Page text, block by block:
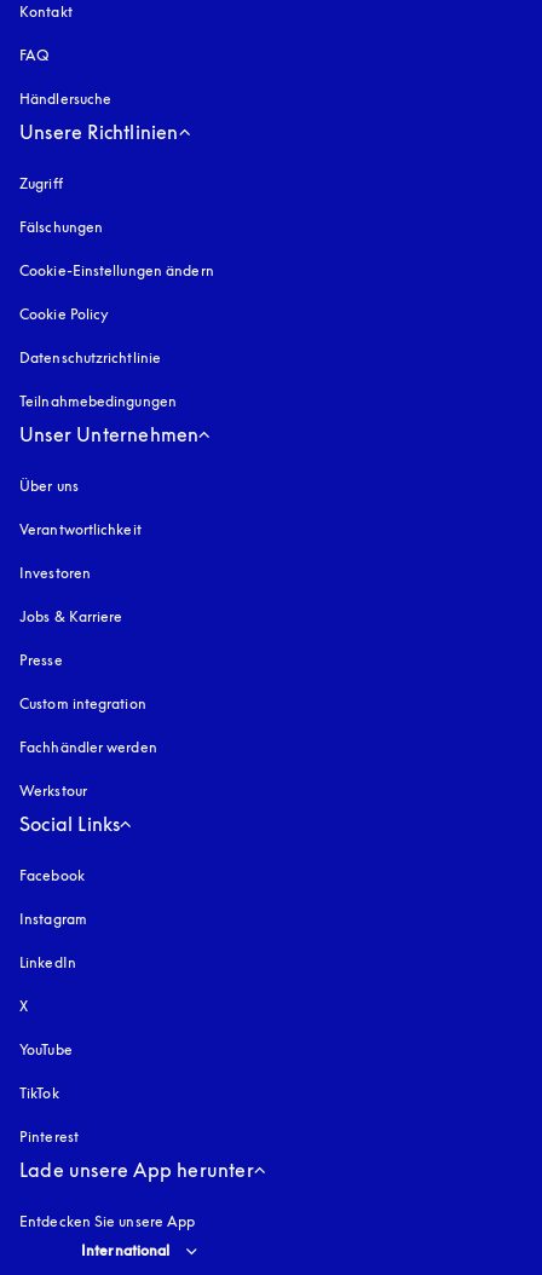
Kontakt
FAQ
Händlersuche
Unsere Richtlinien
Zugrifföffnet sich in einem neuen Tab
Fälschungen
Cookie-Einstellungen ändern
Cookie Policy
Datenschutzrichtlinie
Teilnahmebedingungen
Unser Unternehmen
Über uns
Verantwortlichkeit
Investoren
Jobs & Karriere
Presse
Custom integration
Fachhändler werden
Werkstour
Social Links
Facebook
Instagram
LinkedIn
X
YouTube
TikTok
Pinterest
Lade unsere App herunter
Entdecken Sie unsere App
Select country and language
International